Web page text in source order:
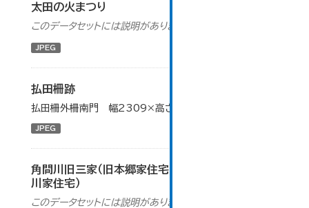
太田の火まつり
このデータセットには説明がありません
JPEG
払田柵跡
払田柵外柵南門 幅2309×高さ1732（ピクセル）
JPEG
角間川旧三家（旧本郷家住宅・旧北島家住宅・旧荒
川家住宅）
このデータセットには説明がありません